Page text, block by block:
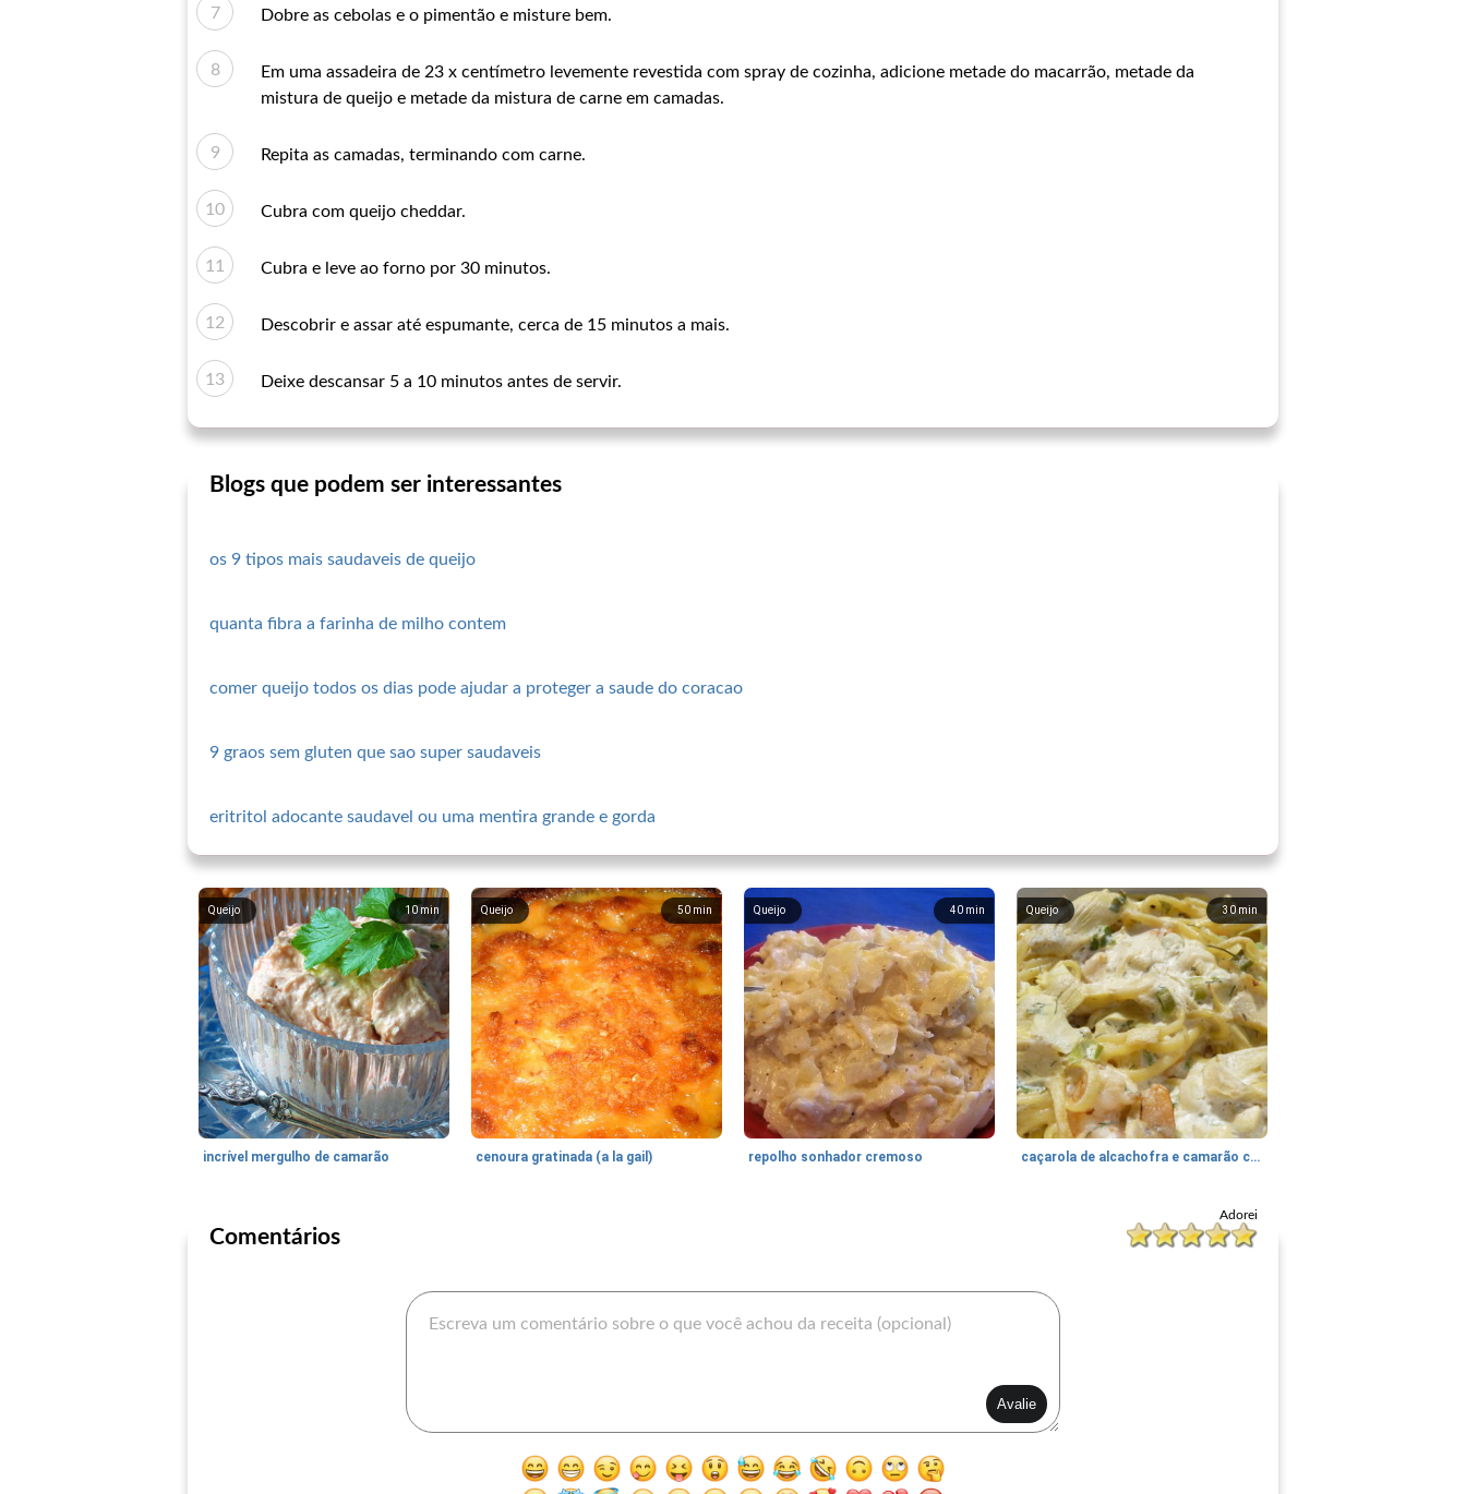
Dobre as cebolas e o pimentão e misture bem.
Em uma assadeira de 23 x centímetro levemente revestida com spray de cozinha, adicione metade do macarrão, metade da
mistura de queijo e metade da mistura de carne em camadas.
Repita as camadas, terminando com carne.
Cubra com queijo cheddar.
Cubra e leve ao forno por 30 minutos.
Descobrir e assar até espumante, cerca de 15 minutos a mais.
Deixe descansar 5 a 10 minutos antes de servir.
Blogs que podem ser interessantes
os 9 tipos mais saudaveis de queijo
quanta fibra a farinha de milho contem
comer queijo todos os dias pode ajudar a proteger a saude do coracao
9 graos sem gluten que sao super saudaveis
eritritol adocante saudavel ou uma mentira grande e gorda
10 min
Queijo
incrível mergulho de camarão
50 min
Queijo
cenoura gratinada (a la gail)
40 min
Queijo
repolho sonhador cremoso
30min
Queijo
caçarola de alcachofra e camarão com um toque escandinavo
Adorei
Comentários